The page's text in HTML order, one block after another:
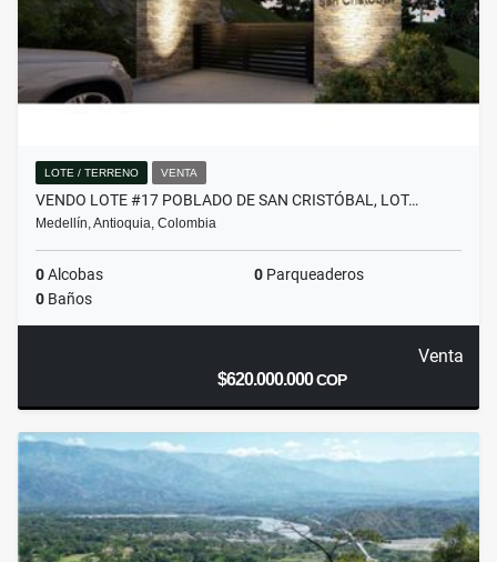
LOTE / TERRENO VENTA
VENDO LOTE #17 POBLADO DE SAN CRISTÓBAL, LOT…
Medellín, Antioquia, Colombia
0Alcobas 0 Parqueaderos
0 Baños
Venta
$620.000.000COP